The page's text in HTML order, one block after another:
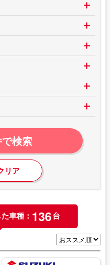
検索
リア
車種： 136台